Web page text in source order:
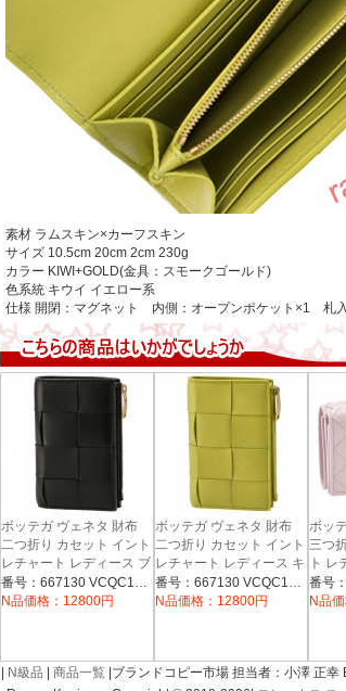
素材 ラムスキン×カーフスキン
サイズ 10.5cm 20cm 2cm 230g
カラー KIWI+GOLD(金具：スモークゴールド)
色系統 キウイ イエロー系
仕様 開閉：マグネット 内側：オープンポケット×1
ボッテガ ヴェネタ 財布
二つ折り カセット イント
レチャート レディース ブ
ラック 667130 VCQC1
8425
番号：667130 VCQC1 8425
N品価格：12800円
ボッテガ ヴェネタ 財布
二つ折り カセット イント
レチャート レディース キ
ウイ イエロー系 667130
VCQC1 3520
番号：667130 VCQC1 3520
N品価格：12800円
ボッ
三つ
ト レ
N品
N級品 商品一覧 |ブランドコピー市場 担当者：小澤 正幸